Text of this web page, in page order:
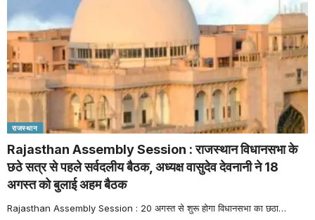
राजस्थान
Rajasthan Assembly Session : राजस्थान विधानसभा के
छठे सत्र से पहले सर्वदलीय बैठक, अध्यक्ष वासुदेव देवनानी ने 18
अगस्त को बुलाई अहम बैठक
Rajasthan Assembly Session : 20 अगस्त से शुरू होगा विधानसभा का छठा…